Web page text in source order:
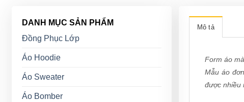
DANH MỤC SẢN PHẨM
Đồng Phục Lớp
Áo Hoodie
Áo Sweater
Áo Bomber
Mô tả
Form áo
Mẫu áo
được nhiều